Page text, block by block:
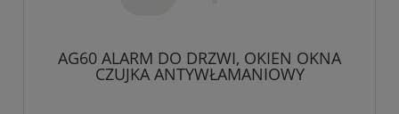
AG60 ALARM DO DRZWI, OKIEN OKNA
CZUJKA ANTYWŁAMANIOWY